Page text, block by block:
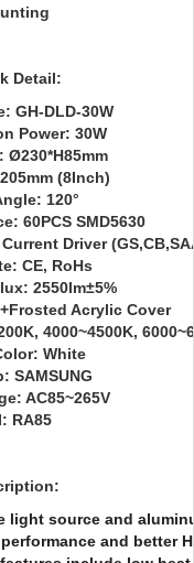
Detail:
GH-DLD-30W
Power: 30W
Ø230*H85mm
(8Inch)
120°
60PCS SMD5630
Driver
CE, RoHs
2550lm±5%
Acrylic Cover
4000~4500K,
White
SAMSUNG
AC85~265V
RA85
light source and
and better